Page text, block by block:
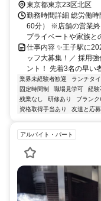
東京都東京23区北区
勤務時間詳細 総労働
60分） ※店舗の営業終
プライベートや家族と
仕事内容 ✨王子駅に
ッフ大募集！／ 採用
ント！ 先着3名の早い
業界未経験者歓迎 ランチタ
固定時間制
職場見学可 経験
残業なし
研修あり ブランク
資格取得手当あり
友達と応
アルバイト・パート